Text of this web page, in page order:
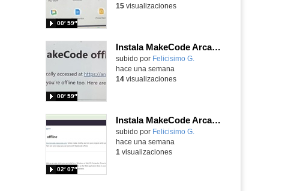
00′ 59″
15visualizaciones
Instala MakeCode Arcade para trabajar offline en tu tablet, ordenador, Chromebook
Contenido educativo.
subido por Felicisimo G.
00′ 59″
hace una semana
14visualizaciones
Instala MakeCode Arcade offline para programar grandes juegos sin necesidad de Internet
Contenido educativo.
subido por Felicisimo G.
02′ 07″
hace una semana
1 visualizaciones